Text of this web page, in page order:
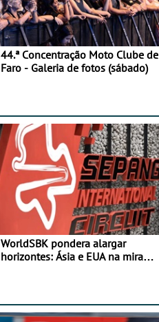
44.ª Concentração Moto Clube de
Faro - Galeria de fotos (sábado)
WorldSBK pondera alargar
horizontes: Ásia e EUA na mira